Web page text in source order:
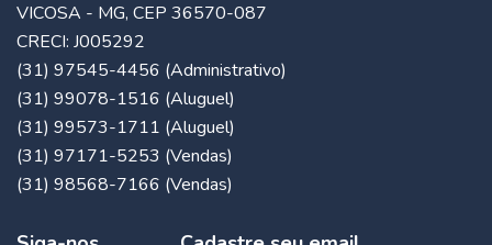
VICOSA - MG, CEP 36570-087
CRECI: J005292
(31) 97545-4456 (Administrativo)
(31) 99078-1516 (Aluguel)
(31) 99573-1711 (Aluguel)
(31) 97171-5253 (Vendas)
(31) 98568-7166 (Vendas)